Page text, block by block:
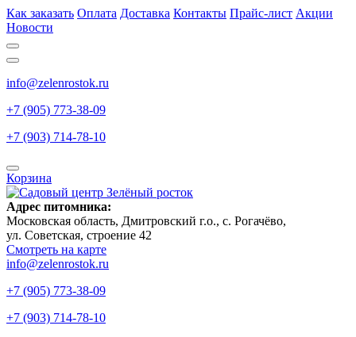
Как заказать Оплата Доставка Контакты Прайс-лист Акции
Новости
info@zelenrostok.ru
+7 (905) 773-38-09
+7 (903) 714-78-10
Корзина
Адрес питомника:
Московская область, Дмитровcкий г.о., с. Рогачёво,
ул. Советская, строение 42
Смотреть на карте
info@zelenrostok.ru
+7 (905) 773-38-09
+7 (903) 714-78-10